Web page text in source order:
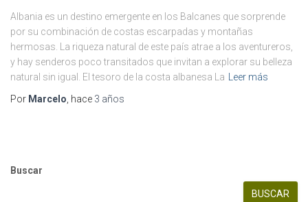
Albania es un destino emergente en los Balcanes que sorprende
por su combinación de costas escarpadas y montañas
hermosas. La riqueza natural de este país atrae a los aventureros,
y hay senderos poco transitados que invitan a explorar su belleza
natural sin igual. El tesoro de la costa albanesa La
Leer más
Por Marcelo , hace 3 años
Buscar
BUSCAR